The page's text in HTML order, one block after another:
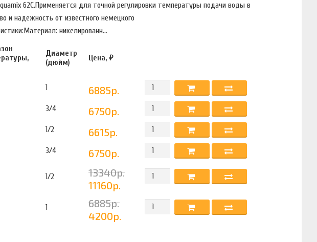
62C.Применяется для точной регулировки температуры подачи воды в
и надежность от известного немецкого
никелированн...
Диаметр
(дюйм)
Цена, ₽
1 6885р.
3/4 6750р.
1/2 6615р.
3/4 6750р.
1/2
13340р.
11160р.
1
6885р.
4200р.